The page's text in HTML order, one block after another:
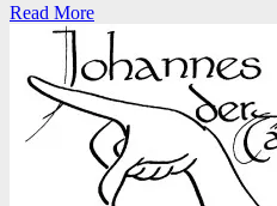
Read More